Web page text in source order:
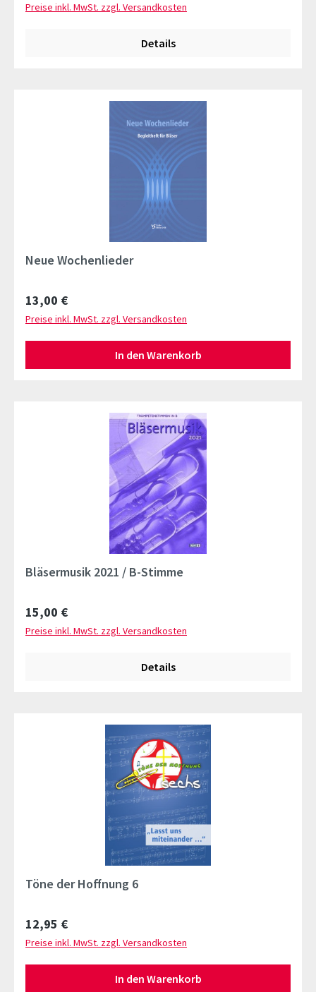
Preise inkl. MwSt. zzgl. Versandkosten
Details
Neue Wochenlieder
Regulärer Preis:
13,00 €
Preise inkl. MwSt. zzgl. Versandkosten
In den Warenkorb
Bläsermusik 2021 / B-Stimme
Regulärer Preis:
15,00 €
Preise inkl. MwSt. zzgl. Versandkosten
Details
Töne der Hoffnung 6
Regulärer Preis:
12,95 €
Preise inkl. MwSt. zzgl. Versandkosten
In den Warenkorb